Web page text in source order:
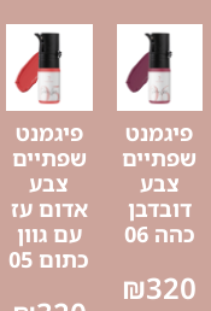
פיגמנט
שפתיים
צבע
דובדבן
כהה 06
₪320
פיגמנט
שפתיים
צבע
אדום עז
עם גוון
כתום 05